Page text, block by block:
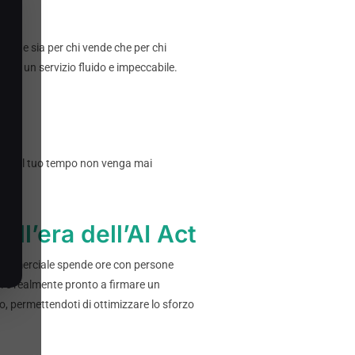
sia per chi vende che per chi
un servizio fluido e impeccabile.
il tuo tempo non venga mai
dell’AI Act
spende ore con persone
è realmente pronto a firmare un
permettendoti di ottimizzare lo sforzo